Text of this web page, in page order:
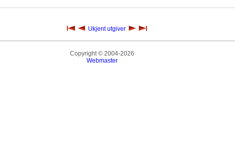
Ukjent utgiver
Copyright © 2004-2026
Webmaster